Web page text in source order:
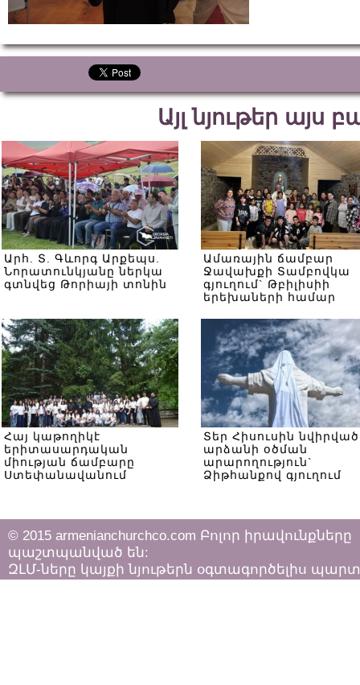
Այլ նյութեր այս
Արհ. Տ. Գևորգ Արքեպս.
Նորատունկյանը ներկա
գտնվեց Թորիայի տոնին
Ամառային ճամբար
Ջավախքի Տամբովկա
գյուղում` Թբիլիսիի
երեխաների համար
Հայ կաթողիկէ
երիտասարդական
միության ճամբարը
Ստեփանավանում
Տեր Հիսուսին նվիրված
արձանի օծման
արարողություն`
Ձիթհանքով գյուղում
© 2015 armenianchurchco.com Բոլոր իրավունքները
պաշտպանված են:
ԶԼՄ-ները կայքի նյութերն օգտագործելիս